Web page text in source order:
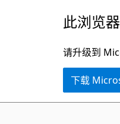
此浏览
请升级到
下载